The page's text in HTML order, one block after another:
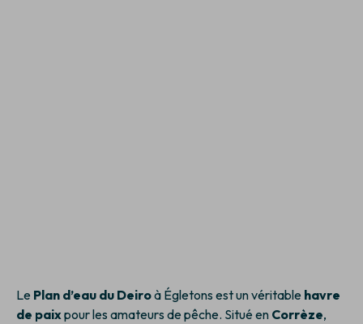
Le Plan d’eau du Deiroà Égletons est un véritable havre
de paix pour les amateurs de pêche. Situé en Corrèze,